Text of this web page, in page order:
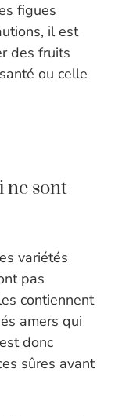
figues
il est
des fruits
ou celle
ne sont
variétés
pas
contiennent
amers qui
donc
sûres avant